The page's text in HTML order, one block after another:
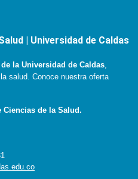
| Universidad de Caldas
la Universidad de Caldas,
salud. Conoce nuestra oferta
Ciencias de la Salud.